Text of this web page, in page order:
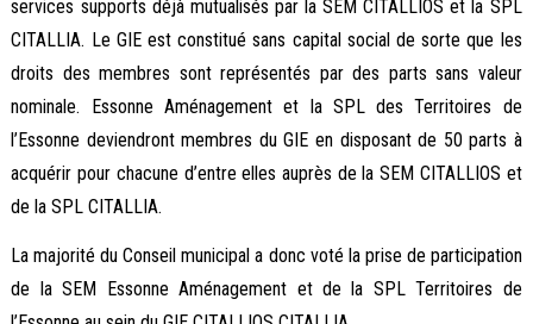
services supports déjà mutualisés par la SEM CITALLIOS et la SPL
CITALLIA. Le GIE est constitué sans capital social de sorte que les
droits des membres sont représentés par des parts sans valeur
nominale. Essonne Aménagement et la SPL des Territoires de
l’Essonne deviendront membres du GIE en disposant de 50 parts à
acquérir pour chacune d’entre elles auprès de la SEM CITALLIOS et
de la SPL CITALLIA.
La majorité du Conseil municipal a donc voté la prise de participation
de la SEM Essonne Aménagement et de la SPL Territoires de